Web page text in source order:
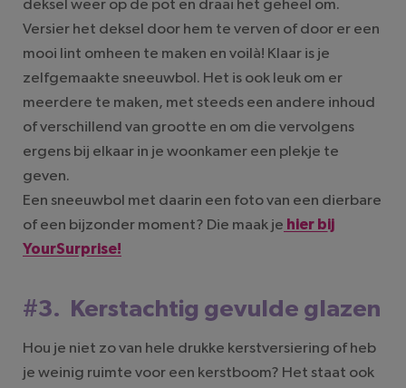
deksel weer op de pot en draai het geheel om.
Versier het deksel door hem te verven of door er een
mooi lint omheen te maken en voilà! Klaar is je
zelfgemaakte sneeuwbol. Het is ook leuk om er
meerdere te maken, met steeds een andere inhoud
of verschillend van grootte en om die vervolgens
ergens bij elkaar in je woonkamer een plekje te
geven.
Een sneeuwbol met daarin een foto van een dierbare
of een bijzonder moment? Die maak je hier bij
YourSurprise!
#3. Kerstachtig gevulde glazen
Hou je niet zo van hele drukke kerstversiering of heb
je weinig ruimte voor een kerstboom? Het staat ook